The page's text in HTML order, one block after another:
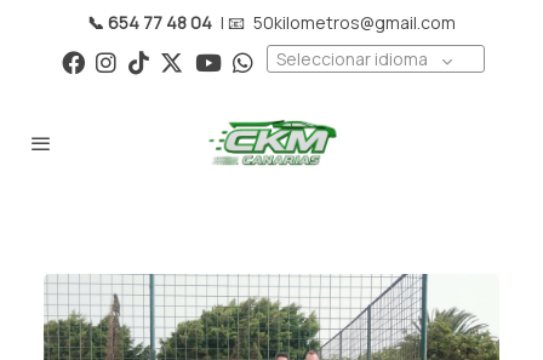
📞 654 77 48 04 | 📧 50kilometros@gmail.com
Seleccionar idioma